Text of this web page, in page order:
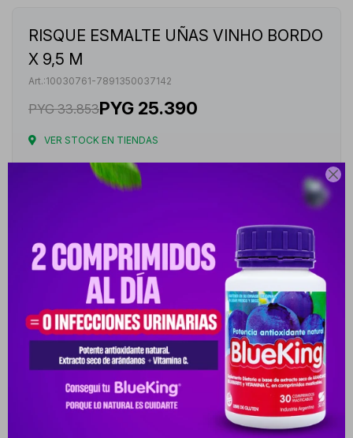

RISQUE ESMALTE UÑAS VINHO BORDO
X 9,5 M
10030761-7891350037142
PYG 33.853PYG 25.390
VER STOCK EN TIENDAS
Medios de pago
Productos que te pueden interesar